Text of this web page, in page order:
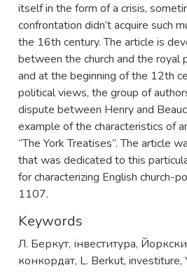
itself in the form of a crisis,
confrontation didn’t acquire such
the 16th century. The article is
between the church and the
and at the beginning of the 12th
political views, the group of
dispute between Henry and
example of the characteristics of
“The York Treatises”. The article
that was dedicated to this
for characterizing English church-
1107.
Keywords
Л. Беркут, інвеститура,
конкордат, L. Berkut, investiture,